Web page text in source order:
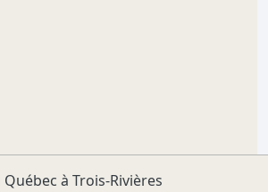
à Trois-Rivières